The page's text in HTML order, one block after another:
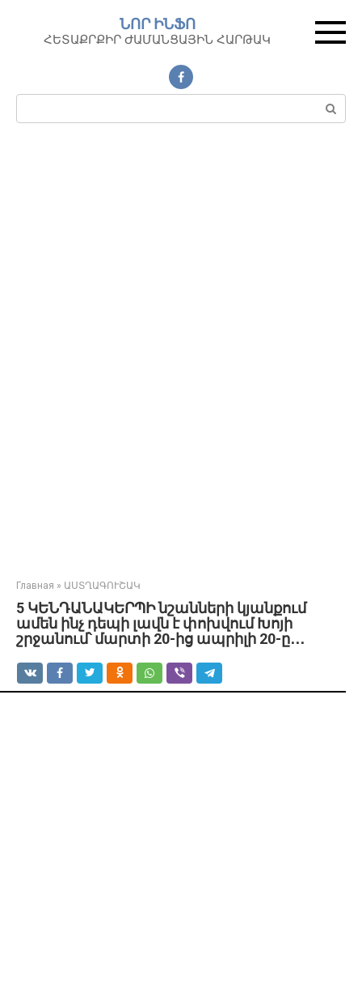
контенту
ՆՈՐ ԻՆՖՈ
ՀԵՏԱՔՐՔԻՐ ԺԱՄԱՆՑԱՅԻՆ ՀԱՐԹԱԿ
Поиск:
Главная » ԱՍՏՂԱԳՈՒՇԱԿ
5 ԿԵՆԴԱՆԱԿԵՐՊԻ նշանների կյանքում
ամեն ինչ դեպի լավն է փոխվում Խոյի
շրջանում՝ մարտի 20-ից ապրիլի 20-ը․․․